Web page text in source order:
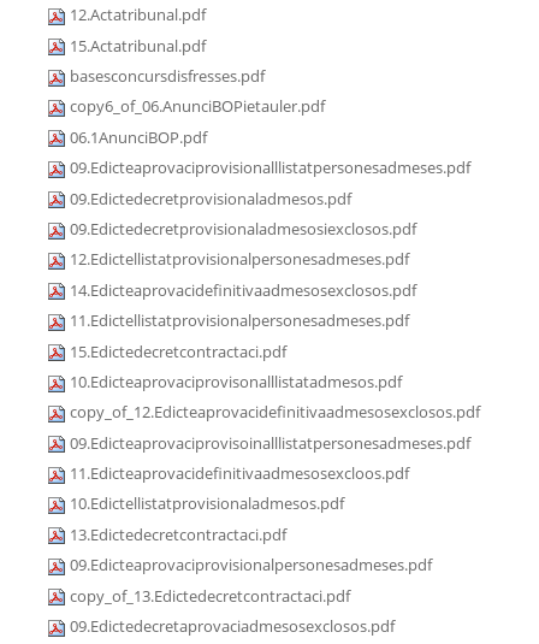
12.Actatribunal.pdf
15.Actatribunal.pdf
basesconcursdisfresses.pdf
copy6_of_06.AnunciBOPietauler.pdf
06.1AnunciBOP.pdf
09.Edicteaprovaciprovisionalllistatpersonesadmeses.pdf
09.Edictedecretprovisionaladmesos.pdf
09.Edictedecretprovisionaladmesosiexclosos.pdf
12.Edictellistatprovisionalpersonesadmeses.pdf
14.Edicteaprovacidefinitivaadmesosexclosos.pdf
11.Edictellistatprovisionalpersonesadmeses.pdf
15.Edictedecretcontractaci.pdf
10.Edicteaprovaciprovisonalllistatadmesos.pdf
copy_of_12.Edicteaprovacidefinitivaadmesosexclosos.pdf
09.Edicteaprovaciprovisoinalllistatpersonesadmeses.pdf
11.Edicteaprovacidefinitivaadmesosexcloos.pdf
10.Edictellistatprovisionaladmesos.pdf
13.Edictedecretcontractaci.pdf
09.Edicteaprovaciprovisionalpersonesadmeses.pdf
copy_of_13.Edictedecretcontractaci.pdf
09.Edictedecretaprovaciadmesosexclosos.pdf